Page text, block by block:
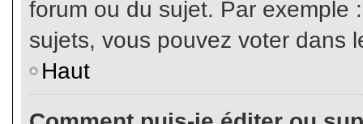
forum ou du sujet. Par exemple
sujets, vous pouvez voter dans
Haut